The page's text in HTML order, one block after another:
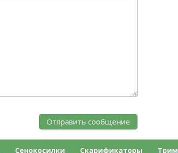
Сенокосилки Скарификаторы